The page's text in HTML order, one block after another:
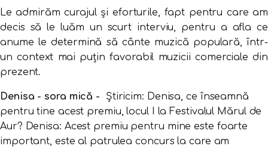
Le admirăm curajul și eforturile, fapt pentru care am
decis să le luăm un scurt interviu, pentru a afla ce
anume le determină să cânte muzică populară, într-
un context mai puțin favorabil muzicii comerciale din
prezent.
Denisa - sora mică -
Știricim: Denisa, ce înseamnă
pentru tine acest premiu, locul I la Festivalul Mărul de
Aur? Denisa: Acest premiu pentru mine este foarte
important, este al patrulea concurs la care am